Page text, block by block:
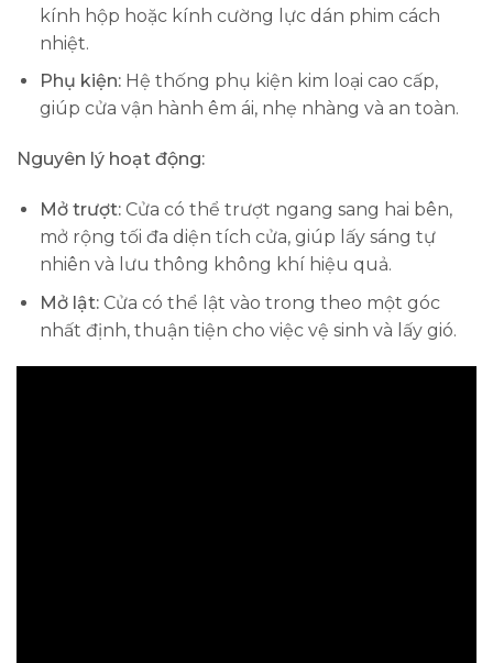
kính hộp hoặc kính cường lực dán phim cách
nhiệt.
Phụ kiện:Hệ thống phụ kiện kim loại cao cấp,
giúp cửa vận hành êm ái, nhẹ nhàng và an toàn.
Nguyên lý hoạt động:
Mở trượt:Cửa có thể trượt ngang sang hai bên,
mở rộng tối đa diện tích cửa, giúp lấy sáng tự
nhiên và lưu thông không khí hiệu quả.
Mở lật:Cửa có thể lật vào trong theo một góc
nhất định, thuận tiện cho việc vệ sinh và lấy gió.